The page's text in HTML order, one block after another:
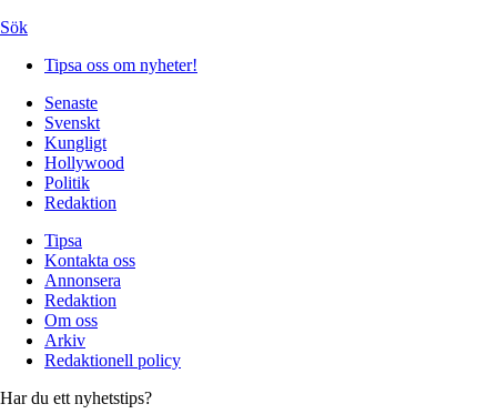
Sök
Tipsa oss om nyheter!
Senaste
Svenskt
Kungligt
Hollywood
Politik
Redaktion
Tipsa
Kontakta oss
Annonsera
Redaktion
Om oss
Arkiv
Redaktionell policy
Har du ett nyhetstips?